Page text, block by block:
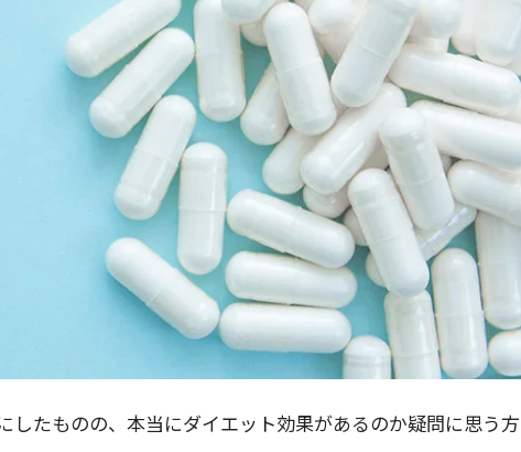
したものの、本当にダイエット効果があるのか疑問に思う方